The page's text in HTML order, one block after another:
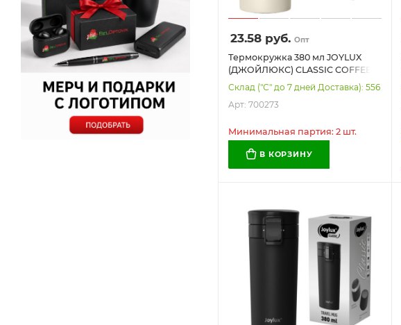
23.58 руб. Опт
Термокружка 380 мл JOYLUX
(ДЖОЙЛЮКС) CLASSIC COFFEE,
нержавеющая сталь SUS304,
бежевый с принтом, 700273
Склад ("С" до 7 дней Доставка): 556
Арт: 700273
Минимальная партия: 2 шт.
В КОРЗИНУ